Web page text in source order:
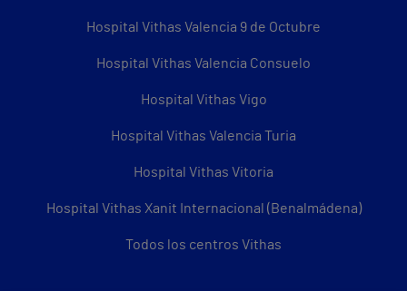
Hospital Vithas Valencia 9 de Octubre
Hospital Vithas Valencia Consuelo
Hospital Vithas Vigo
Hospital Vithas Valencia Turia
Hospital Vithas Vitoria
Hospital Vithas Xanit Internacional (Benalmádena)
Todos los centros Vithas